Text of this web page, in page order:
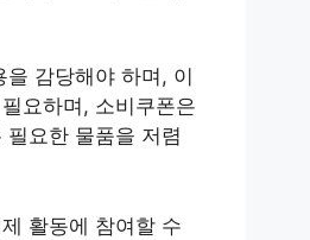
감당해야 하며, 이
요하며, 소비쿠폰은
요한 물품을 저렴
활동에 참여할 수